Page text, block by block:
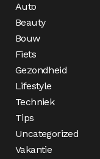
Auto
Beauty
Bouw
Fiets
Gezondheid
Lifestyle
Techniek
Tips
Uncategorized
Vakantie